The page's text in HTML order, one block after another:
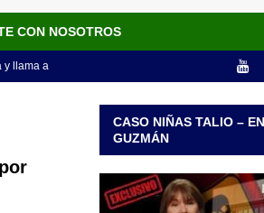
CON NOSOTROS
y llama a
CASO NIÑAS TALIO –
GUZMÁN